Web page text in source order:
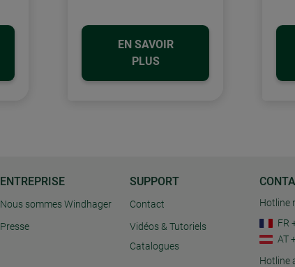
EN SAVOIR
PLUS
ENTREPRISE
Nous sommes Windhager
Presse
SUPPORT
Contact
Vidéos & Tutoriels
Catalogues
Hotline
FR
AT
Hotline